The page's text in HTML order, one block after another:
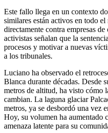
Este fallo llega en un contexto
similares están activos en todo
directamente contra empresas
activistas señalan que la
procesos y motivar a nuevas
a los tribunales.
Luciano ha observado el
Blanca durante décadas. Desde
metros de altitud, ha visto cómo
cambian. La laguna glaciar
metros, ya se desbordó una vez
Hoy, su volumen ha aumentado
amenaza latente para su